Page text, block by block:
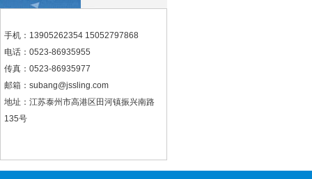
手机：13905262354 15052797868
电话：0523-86935955
传真：0523-86935977
邮箱： subang@jssling.com
地址：江苏泰州市高港区田河镇振兴南路
135号